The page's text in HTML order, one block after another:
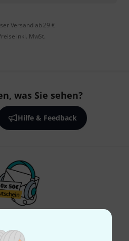
Versand ab 29 €
inkl. MwSt.
was Sie sehen?
Hilfe & Feedback
und gewinne mit
Gutscheinen